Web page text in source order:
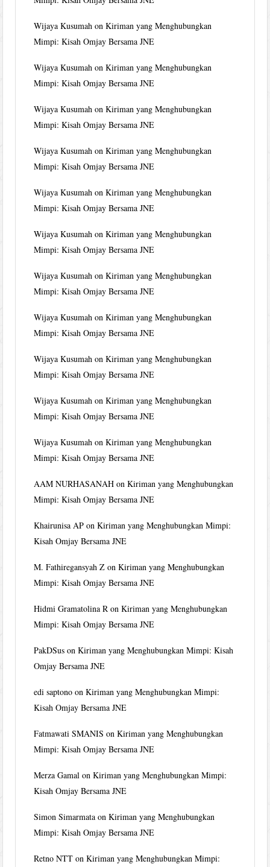
Wijaya Kusumah onKiriman yang Menghubungkan
Mimpi: Kisah Omjay Bersama JNE
Wijaya Kusumah onKiriman yang Menghubungkan
Mimpi: Kisah Omjay Bersama JNE
Wijaya Kusumah onKiriman yang Menghubungkan
Mimpi: Kisah Omjay Bersama JNE
Wijaya Kusumah onKiriman yang Menghubungkan
Mimpi: Kisah Omjay Bersama JNE
Wijaya Kusumah onKiriman yang Menghubungkan
Mimpi: Kisah Omjay Bersama JNE
Wijaya Kusumah onKiriman yang Menghubungkan
Mimpi: Kisah Omjay Bersama JNE
Wijaya Kusumah onKiriman yang Menghubungkan
Mimpi: Kisah Omjay Bersama JNE
Wijaya Kusumah onKiriman yang Menghubungkan
Mimpi: Kisah Omjay Bersama JNE
Wijaya Kusumah onKiriman yang Menghubungkan
Mimpi: Kisah Omjay Bersama JNE
Wijaya Kusumah onKiriman yang Menghubungkan
Mimpi: Kisah Omjay Bersama JNE
Wijaya Kusumah onKiriman yang Menghubungkan
Mimpi: Kisah Omjay Bersama JNE
AAM NURHASANAH onKiriman yang Menghubungkan
Mimpi: Kisah Omjay Bersama JNE
Khairunisa AP onKiriman yang Menghubungkan Mimpi:
Kisah Omjay Bersama JNE
M. Fathiregansyah Z onKiriman yang Menghubungkan
Mimpi: Kisah Omjay Bersama JNE
Hidmi Gramatolina R onKiriman yang Menghubungkan
Mimpi: Kisah Omjay Bersama JNE
PakDSus onKiriman yang Menghubungkan Mimpi: Kisah
Omjay Bersama JNE
edi saptono onKiriman yang Menghubungkan Mimpi:
Kisah Omjay Bersama JNE
Fatmawati SMANIS onKiriman yang Menghubungkan
Mimpi: Kisah Omjay Bersama JNE
Merza Gamal onKiriman yang Menghubungkan Mimpi:
Kisah Omjay Bersama JNE
Simon Simarmata onKiriman yang Menghubungkan
Mimpi: Kisah Omjay Bersama JNE
Retno NTT onKiriman yang Menghubungkan Mimpi: